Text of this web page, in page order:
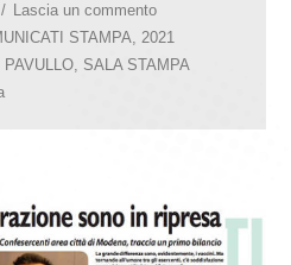
Lascia un commento
STAMPA, 2021
PAVULLO, SALA STAMPA